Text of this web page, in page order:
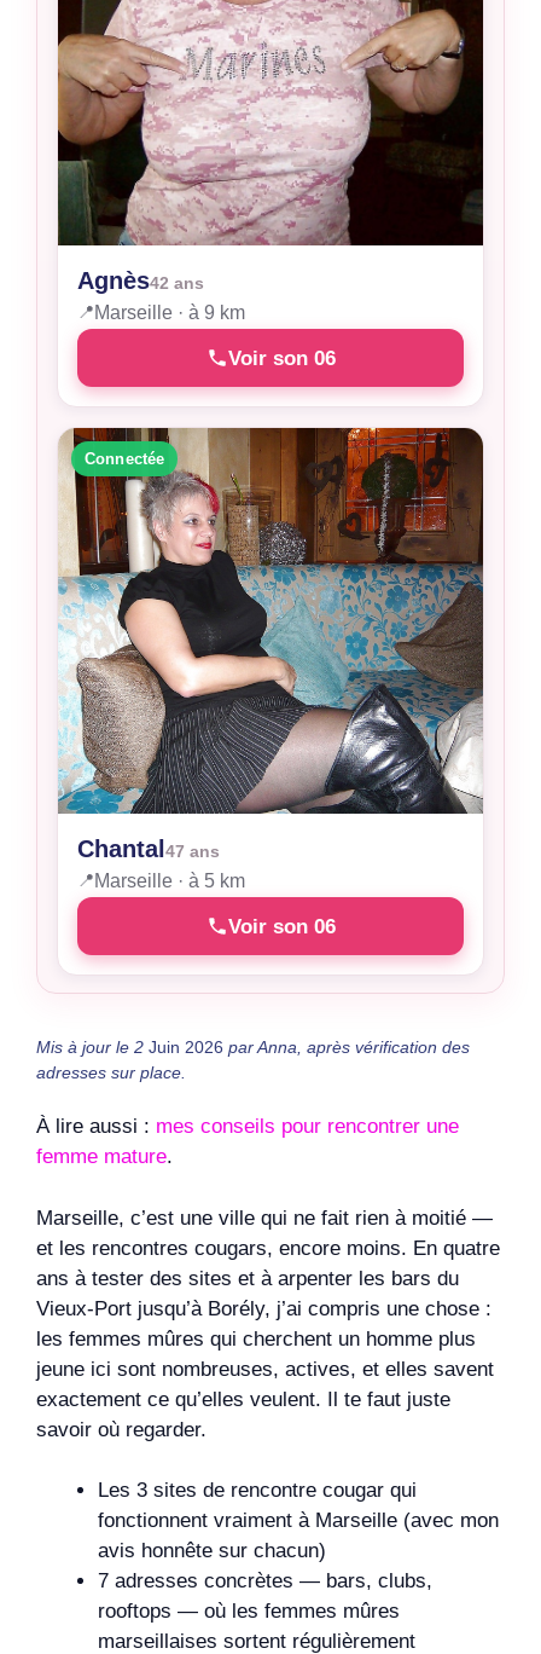
Mis à jour le 2 Juin 2026 par Anna, après vérification des
adresses sur place.
À lire aussi : mes conseils pour rencontrer une
femme mature.
Marseille, c’est une ville qui ne fait rien à moitié —
et les rencontres cougars, encore moins. En quatre
ans à tester des sites et à arpenter les bars du
Vieux-Port jusqu’à Borély, j’ai compris une chose :
les femmes mûres qui cherchent un homme plus
jeune ici sont nombreuses, actives, et elles savent
exactement ce qu’elles veulent. Il te faut juste
savoir où regarder.
Les 3 sites de rencontre cougar qui
fonctionnent vraiment à Marseille (avec mon
avis honnête sur chacun)
7 adresses concrètes — bars, clubs,
rooftops — où les femmes mûres
marseillaises sortent régulièrement
Agnès42 ans
📍Marseille · à 9 km
Voir son 06
Connectée
Chantal 47 ans
📍Marseille · à 5 km
Voir son 06